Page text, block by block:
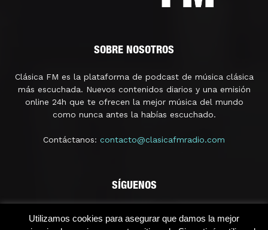
SOBRE NOSOTROS
Clásica FM es la plataforma de podcast de música clásica
más escuchada. Nuevos contenidos diarios y una emisión
online 24h que te ofrecen la mejor música del mundo
como nunca antes la habías escuchado.
Contáctanos: contacto@clasicafmradio.com
SÍGUENOS
Utilizamos cookies para asegurar que damos la mejor